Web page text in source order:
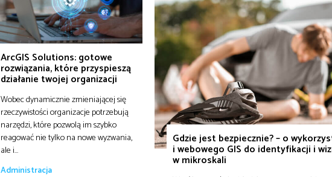
ArcGIS Solutions: gotowe
rozwiązania, które przyspieszą
działanie twojej organizacji
Wobec dynamicznie zmieniającej się
rzeczywistości organizacje potrzebują
narzędzi, które pozwolą im szybko
reagować nie tylko na nowe wyzwania,
ale i…
Administracja
Gdzie jest bezpiecznie? – o
i webowego GIS do identyfikacji i
w mikroskali